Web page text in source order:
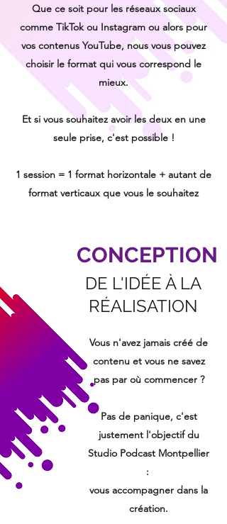
Que ce soit pour les réseaux sociaux
comme TikTok ou Instagram ou alors pour
vos contenus YouTube, nous vous pouvez
choisir le format qui vous correspond le
mieux.
Et si vous souhaitez avoir les deux en une
seule prise, c'est possible !
1 session = 1 format horizontale + autant de
format verticaux que vous le souhaitez
CONCEPTION
DE L'IDÉE À LA
RÉALISATION
Vous n'avez jamais créé de
contenu et vous ne savez
pas par où commencer ?
Pas de panique, c'est
justement l'objectif du
Studio Podcast Montpellier
:
vous accompagner dans la
création.